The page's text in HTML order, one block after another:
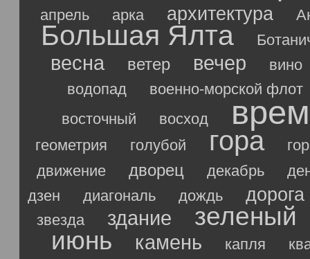
апрель арка архитектура
Большая Ялта
весна ветер вечер
вино
водопад
военно-морской флот
восточный
восход
геометрия голубой гора
движение
дворец декабрь
дзен
диагональ дождь дорога
звезда здание
зеленый
июнь
камень капля